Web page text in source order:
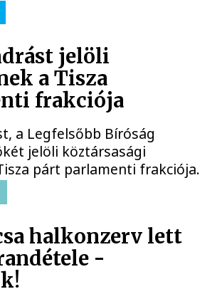
jelöli
a Tisza
frakciója
a Legfelsőbb Bíróság
jelöli köztársasági
párt parlamenti frakciója.
halkonzerv lett
-